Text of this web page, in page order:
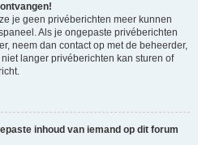
je geen privéberichten meer kunnen
Als je ongepaste privéberichten
neem dan contact op met de beheerder,
langer privéberichten kan sturen of
inhoud van iemand op dit forum